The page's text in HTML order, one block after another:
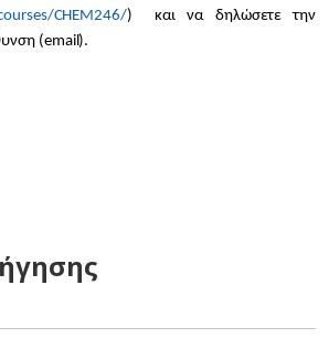
CHEM246/) και να δηλώσετε την
(email).